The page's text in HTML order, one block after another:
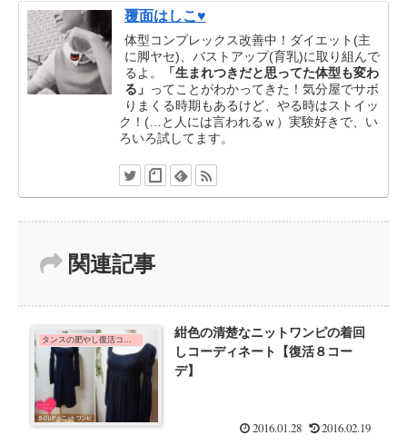
覆面はしこ♥
体型コンプレックス改善中！ダイエット(主
に脚ヤセ)、バストアップ(育乳)に取り組んで
るよ。
「生まれつきだと思ってた体型も変わ
る」 ってことがわかってきた！気分屋でサボ
りまくる時期もあるけど、やる時はストイッ
ク！(…と人には言われるｗ）実験好きで、い
ろいろ試してます。
関連記事
タンスの肥やし復活コーデ
紺色の清楚なニットワンピの着回
しコーディネート【復活８コー
デ】
2016.01.28 2016.02.19